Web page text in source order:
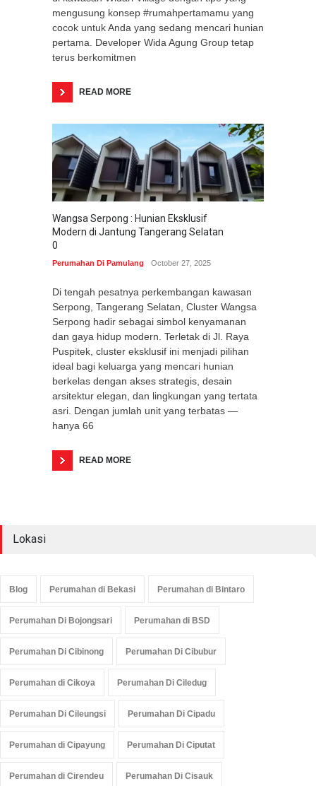
mengusung konsep #rumahpertamamu yang
cocok untuk Anda yang sedang mencari hunian
pertama. Developer Wida Agung Group tetap
terus berkomitmen
READ MORE
Wangsa Serpong : Hunian Eksklusif
Modern di Jantung Tangerang Selatan
0
Perumahan Di Pamulang October 27, 2025
Di tengah pesatnya perkembangan kawasan
Serpong, Tangerang Selatan, Cluster Wangsa
Serpong hadir sebagai simbol kenyamanan
dan gaya hidup modern. Terletak di Jl. Raya
Puspitek, cluster eksklusif ini menjadi pilihan
ideal bagi keluarga yang mencari hunian
berkelas dengan akses strategis, desain
arsitektur elegan, dan lingkungan yang tertata
asri. Dengan jumlah unit yang terbatas —
hanya 66
READ MORE
Lokasi
Blog Perumahan di Bekasi Perumahan di Bintaro
Perumahan Di Bojongsari Perumahan di BSD
Perumahan Di Cibinong Perumahan Di Cibubur
Perumahan di Cikoya Perumahan Di Ciledug
Perumahan Di Cileungsi Perumahan Di Cipadu
Perumahan di Cipayung Perumahan Di Ciputat
Perumahan di Cirendeu Perumahan Di Cisauk